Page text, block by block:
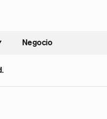
Ordenar
Negocio